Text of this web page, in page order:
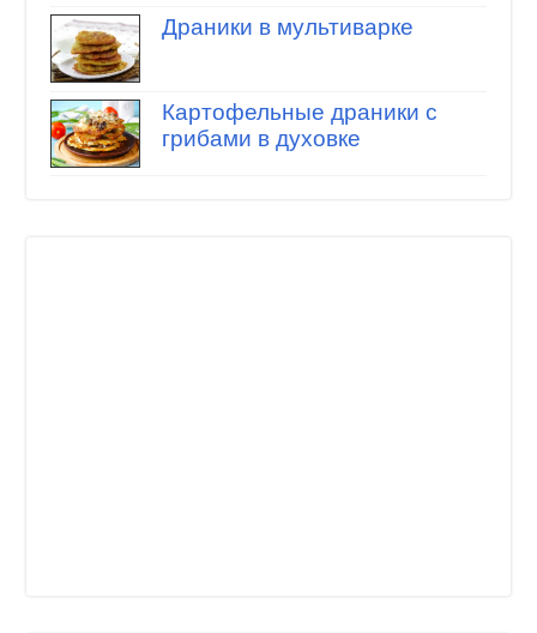
Драники в мультиварке
Картофельные драники с
грибами в духовке